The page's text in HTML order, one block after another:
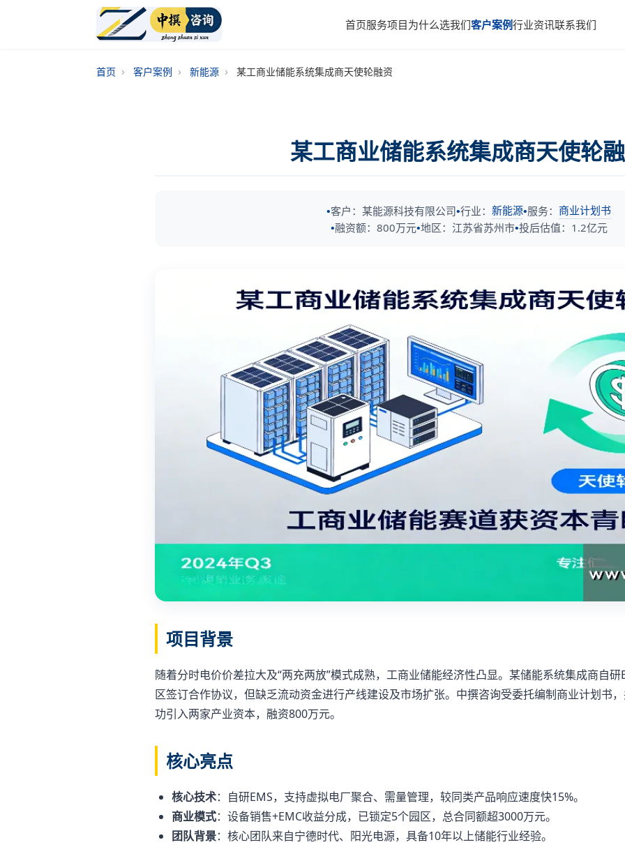
首页服务项目为什么选我们客户案例行业资讯联系我们
首页 › 客户案例 › 新能源 › 某工商业储能系统集成商天使轮融资
某工商业储能系统集成商天使轮
客户：某能源科技有限公司 行业： 新能源 服务： 商业计划书
融资额：800万元 地区：江苏省苏州市 投后估值：1.2亿元
项目背景
随着分时电价价差拉大及“两充两放”模式成熟，工商业储能经济性凸显。某储能系统集成商自
区签订合作协议，但缺乏流动资金进行产线建设及市场扩张。中撰咨询受委托编制商业计划书
功引入两家产业资本，融资800万元。
核心亮点
核心技术：自研EMS，支持虚拟电厂聚合、需量管理，较同类产品响应速度快15%。
商业模式：设备销售+EMC收益分成，已锁定5个园区，总合同额超3000万元。
团队背景：核心团队来自宁德时代、阳光电源，具备10年以上储能行业经验。